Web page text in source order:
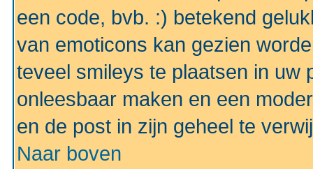
een code, bvb. :) betekend
van emoticons kan gezien
teveel smileys te plaatsen in uw
onleesbaar maken en een
en de post in zijn geheel te
Naar boven